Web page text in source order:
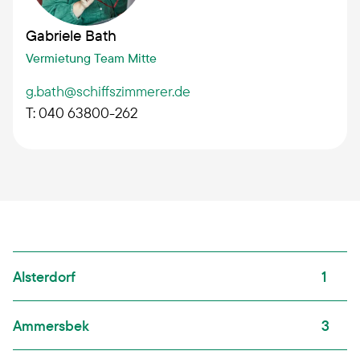
Gabriele Bath
Vermietung Team Mitte
g.bath@schiffszimmerer.de
T: 040 63800-262
Alsterdorf 1
Ammersbek 3